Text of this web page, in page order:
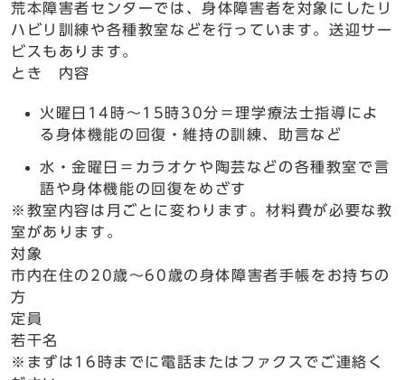
荒本障害者センターでは、身体障害者を対象にしたリ
ハビリ訓練や各種教室などを行っています。送迎サー
ビスもあります。
とき 内容
火曜日14時～15時30分＝理学療法士指導によ
る身体機能の回復・維持の訓練、助言など
水・金曜日＝カラオケや陶芸などの各種教室で言
語や身体機能の回復をめざす
※教室内容は月ごとに変わります。材料費が必要な教
室があります。
対象
市内在住の20歳～60歳の身体障害者手帳をお持ちの
方
定員
若干名
※まずは16時までに電話またはファクスでご連絡く